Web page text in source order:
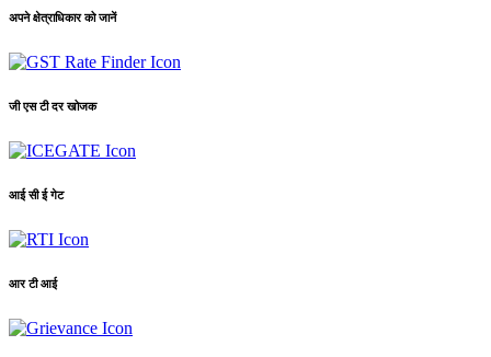
अपने क्षेत्राधिकार को जानें
जी एस टी दर खोजक
आई सी ई गेट
आर टी आई